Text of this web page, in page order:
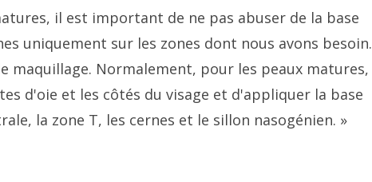
il est important de ne pas abuser de la base
uniquement sur les zones dont nous avons besoin.
maquillage. Normalement, pour les peaux matures,
d'oie et les côtés du visage et d'appliquer la base
la zone T, les cernes et le sillon nasogénien. »